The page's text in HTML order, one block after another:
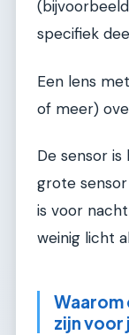
specifiek
Een lens
of meer)
De sensor
grote
is voor
weinig licht
zijn